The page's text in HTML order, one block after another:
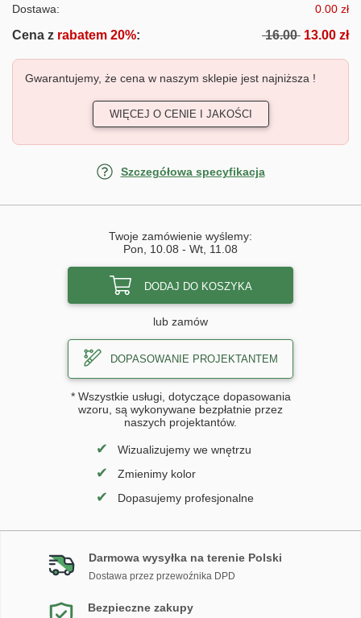
Dostawa: 0.00 zł
Cena z rabatem 20%: 16.00 13.00 zł
Gwarantujemy, że cena w naszym sklepie jest najniższa !
WIĘCEJ O CENIE I JAKOŚCI
Szczegółowa specyfikacja
Twoje zamówienie wyślemy:
Pon, 10.08 - Wt, 11.08
DODAJ DO KOSZYKA
lub zamów
DOPASOWANIE PROJEKTANTEM
* Wszystkie usługi, dotyczące dopasowania
wzoru, są wykonywane bezpłatnie przez
naszych projektantów.
✔ Wizualizujemy we wnętrzu
✔ Zmienimy kolor
✔ Dopasujemy profesjonalne
Darmowa wysyłka na terenie Polski
Dostawa przez przewoźnika DPD
Bezpieczne zakupy